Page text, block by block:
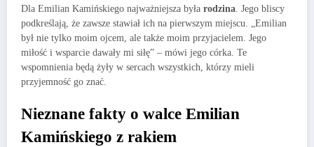
Dla Emilian Kamińskiego najważniejsza była rodzina. Jego bliscy
podkreślają, że zawsze stawiał ich na pierwszym miejscu. „Emilian
był nie tylko moim ojcem, ale także moim przyjacielem. Jego
miłość i wsparcie dawały mi siłę” – mówi jego córka. Te
wspomnienia będą żyły w sercach wszystkich, którzy mieli
przyjemność go znać.
Nieznane fakty o walce Emilian
Kamińskiego z rakiem